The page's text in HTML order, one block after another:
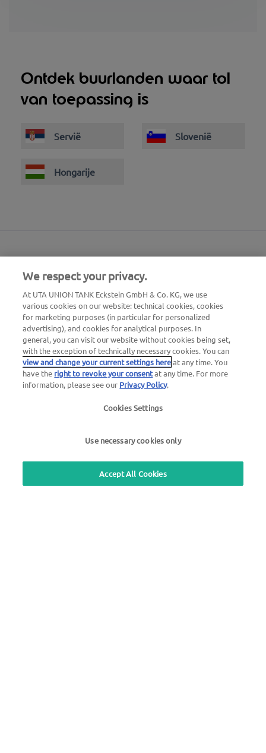
Ontdek buurlanden waar tol
van toepassing is
Servië Slovenië
Hongarije
24/7 noodnummer pechhulp
00800 - 88 27 37 84 (gratis)
00800 88 226 226 (gratis)
+49 6027 509-666
We respect your privacy.
At UTA UNION TANK Eckstein GmbH & Co. KG, we use
various cookies on our website: technical cookies, cookies
for marketing purposes (in particular for personalized
advertising), and cookies for analytical purposes. In
general, you can visit our website without cookies being set,
with the exception of technically necessary cookies. You can
view and change your current settings hereat any time. You
have the right to revoke your consentat any time. For more
information, please see our Privacy Policy.
Cookies Settings
Use necessary cookies only
Accept All Cookies